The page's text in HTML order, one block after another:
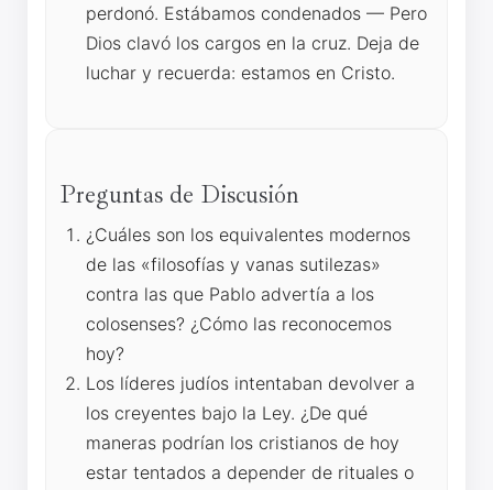
perdonó. Estábamos condenados — Pero
Dios clavó los cargos en la cruz. Deja de
luchar y recuerda: estamos en Cristo.
Preguntas de Discusión
¿Cuáles son los equivalentes modernos
de las «filosofías y vanas sutilezas»
contra las que Pablo advertía a los
colosenses? ¿Cómo las reconocemos
hoy?
Los líderes judíos intentaban devolver a
los creyentes bajo la Ley. ¿De qué
maneras podrían los cristianos de hoy
estar tentados a depender de rituales o